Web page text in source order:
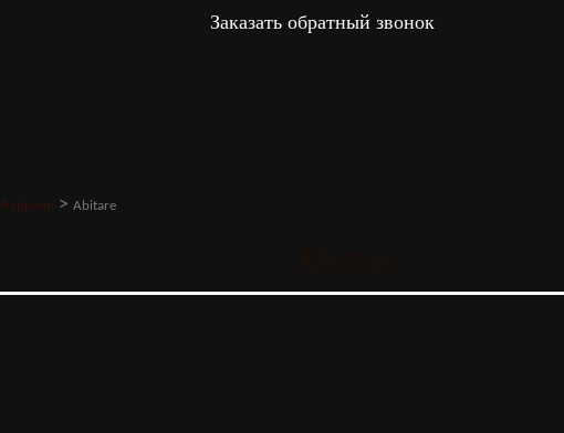
Заказать обратный звонок
Фабрики > Abitare